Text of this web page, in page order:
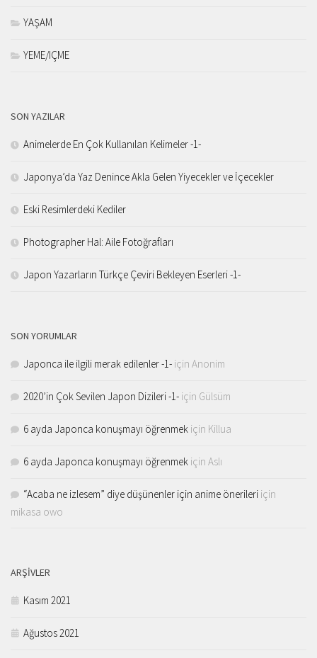
YAŞAM
YEME/IÇME
SON YAZILAR
Animelerde En Çok Kullanılan Kelimeler -1-
Japonya’da Yaz Denince Akla Gelen Yiyecekler ve İçecekler
Eski Resimlerdeki Kediler
Photographer Hal: Aile Fotoğrafları
Japon Yazarların Türkçe Çeviri Bekleyen Eserleri -1-
SON YORUMLAR
Japonca ile ilgili merak edilenler -1- için Anonim
2020’in Çok Sevilen Japon Dizileri -1- için Gülsüm
6 ayda Japonca konuşmayı öğrenmek için Killua
6 ayda Japonca konuşmayı öğrenmek için Aslı
“Acaba ne izlesem” diye düşünenler için anime önerileri için
mikasa owo
ARŞIVLER
Kasım 2021
Ağustos 2021